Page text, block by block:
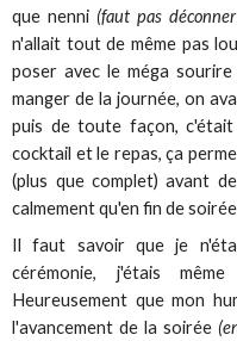
que nenni (faut pas
n'allait tout de même pas
poser avec le méga
manger de la journée, on
puis de toute façon,
cocktail et le repas, ça
(plus que complet) avant
calmement qu'en fin de
Il faut savoir que je
cérémonie, j'étais
Heureusement que mon
l'avancement de la soirée